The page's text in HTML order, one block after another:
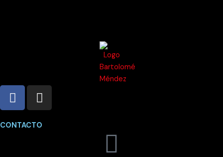
F
a
e
I
n
t
CONTACTO